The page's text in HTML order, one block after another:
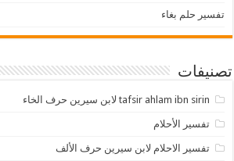
تفسير حلم بغاء
تصنيفات
tafsir ahlam ibn sirin لابن سيرين حرف الخاء
تفسير الأحلام
تفسير الاحلام لابن سيرين حرف الألف